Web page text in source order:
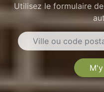
Utilisez le formulaire